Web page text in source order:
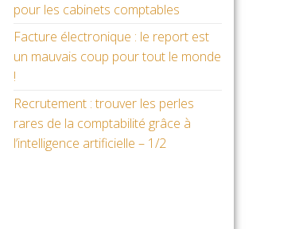
pour les cabinets comptables
Facture électronique : le report est
un mauvais coup pour tout le monde
!
Recrutement : trouver les perles
rares de la comptabilité grâce à
l’intelligence artificielle – 1/2